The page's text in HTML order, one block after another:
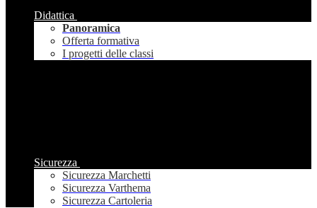
Didattica
Panoramica
Offerta formativa
I progetti delle classi
Sicurezza
Sicurezza Marchetti
Sicurezza Varthema
Sicurezza Cartoleria